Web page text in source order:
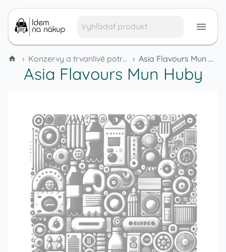
› Konzervy a trvanlivé potraviny › Asia Flavours Mun Huby
Asia Flavours Mun Huby